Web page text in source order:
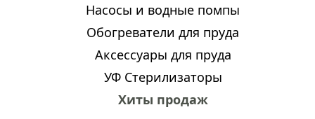
Насосы и водные помпы
Обогреватели для пруда
Аксессуары для пруда
УФ Стерилизаторы
Хиты продаж